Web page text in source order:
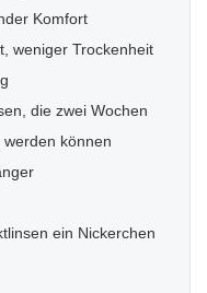
Komfort
weniger Trockenheit
die zwei Wochen
können
ein Nickerchen